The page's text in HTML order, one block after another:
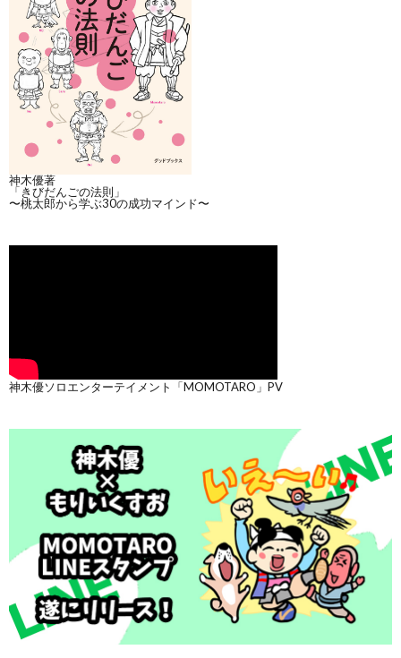
神木優著
「きびだんごの法則」
〜桃太郎から学ぶ30の成功マインド〜
神木優ソロエンターテイメント「MOMOTARO」PV